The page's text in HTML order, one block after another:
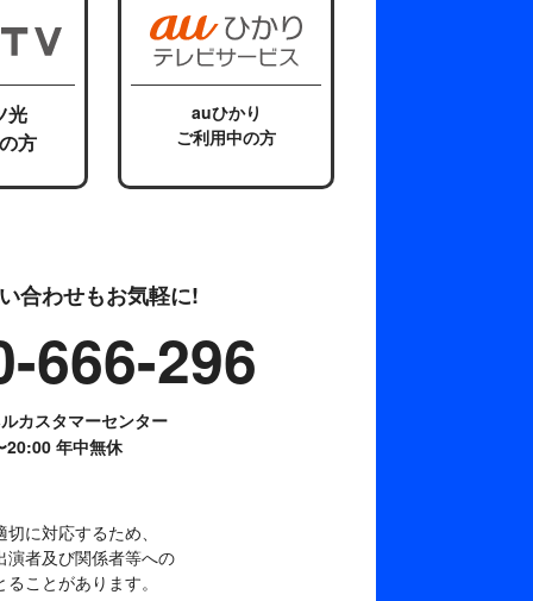
光
方
auひかり
ご利用中の方
合わせもお気軽に!
666-296
カスタマーセンター
20:00 年中無休
に対応するため、
演者及び関係者等への
ことがあります。